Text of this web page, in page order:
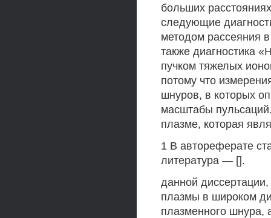
больших
следующие
методом рассеяния
также диагностика
пучком тяжелых
потому что
шнуров, в которых
масштабы
плазме, которая
1 В автореферате
литература — [].
данной
плазмы в широком
плазменного шнура,